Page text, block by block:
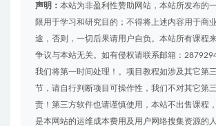
声明： 本站为非盈利性赞助网站，本站所发布的
限用于学习和研究目的；不得将上述内容用于商
途，否则，一切后果请用户自负。本站所有课程
争议与本站无关。如有侵权请联系邮箱：
我们将第一时间处理！。项目教程如涉及其它第
节，请自行判断项目可操作性，我们不对其它第
责！第三方软件也请谨慎使用，本站不出售课程
是本网站的运维成本费用及用户网络搜集资源的